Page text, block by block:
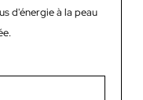
d'énergie à la peau